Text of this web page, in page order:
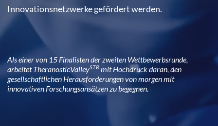
Innovationsnetzwerke gefördert werden.
Als einer von 15 Finalisten der zweiten Wettbewerbsrunde,
arbeitet TheranosticValleySTR mit Hochdruck daran, den
gesellschaftlichen Herausforderungen von morgen mit
innovativen Forschungsansätzen zu begegnen.